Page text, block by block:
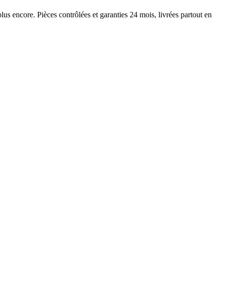
encore. Pièces contrôlées et garanties 24 mois, livrées partout en